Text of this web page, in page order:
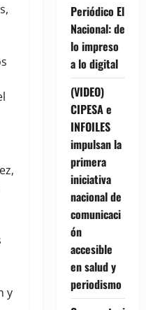
y
Periódico El
Nacional: de
lo impreso
a lo digital
(VIDEO)
CIPESA e
INFOILES
impulsan la
primera
iniciativa
nacional de
comunicaci
ón
accesible
en salud y
periodismo